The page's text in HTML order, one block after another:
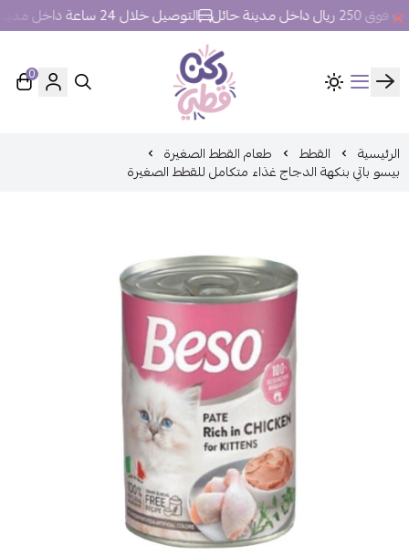
مدينة حائل التوصيل خلال 24 ساعة داخل مدينة حائل.
ركن قطي
0
الرئيسية القطط طعام القطط الصغيرة
بيسو باتي بنكهة الدجاج غذاء متكامل للقطط الصغيرة